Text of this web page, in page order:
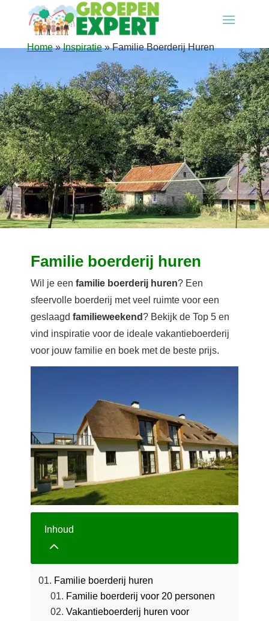
Home»Inspiratie»Familie Boerderij Huren
Familie boerderij huren
Wil je een familie boerderij huren? Een
sfeervolle boerderij met veel ruimte voor een
geslaagd familieweekend? Bekijk de Top 5 en
vind inspiratie voor de ideale vakantieboerderij
voor jouw familie en boek met de beste prijs.
Inhoud
2
Familie boerderij huren
Familie boerderij voor 20 personen
Vakantieboerderij huren voor